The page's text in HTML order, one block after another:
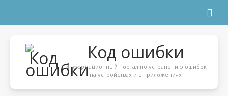
Код ошибки
Информационный портал по устранению ошибок
на устройствах и в приложениях